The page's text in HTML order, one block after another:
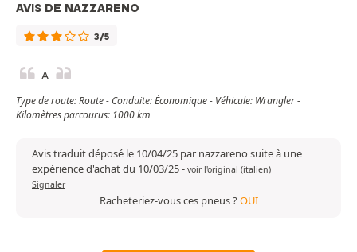
AVIS DE NAZZARENO
3/5
A
Type de route: Route - Conduite: Économique - Véhicule: Wrangler -
Kilomètres parcourus: 1000 km
Avis traduit déposé le 10/04/25 par nazzareno suite à une
expérience d'achat du 10/03/25- voir l'original (italien)
Signaler
Racheteriez-vous ces pneus ?OUI